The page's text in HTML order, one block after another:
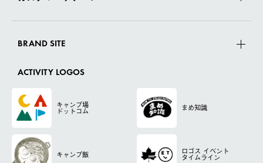
BRAND SITE
ACTIVITY LOGOS
キャンプ場
ドットコム まめ知識
キャンプ飯 ロゴス イベント
タイムライン